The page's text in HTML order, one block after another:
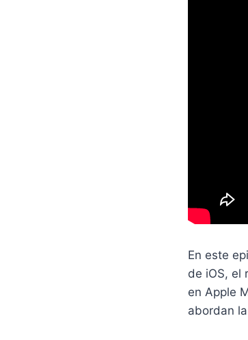
En este
de iOS, el
en Apple
abordan